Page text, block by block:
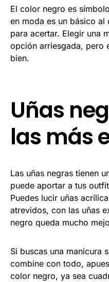
El color negro es
en moda es un básico
para acertar. Elegir una
opción arriesgada, pero
bien.
Uñas
las más
Las uñas negras tienen
puede aportar a tus
Puedes lucir uñas
atrevidos, con las uñas
negro queda mucho
Si buscas una manicura
combine con todo,
color negro, ya sea